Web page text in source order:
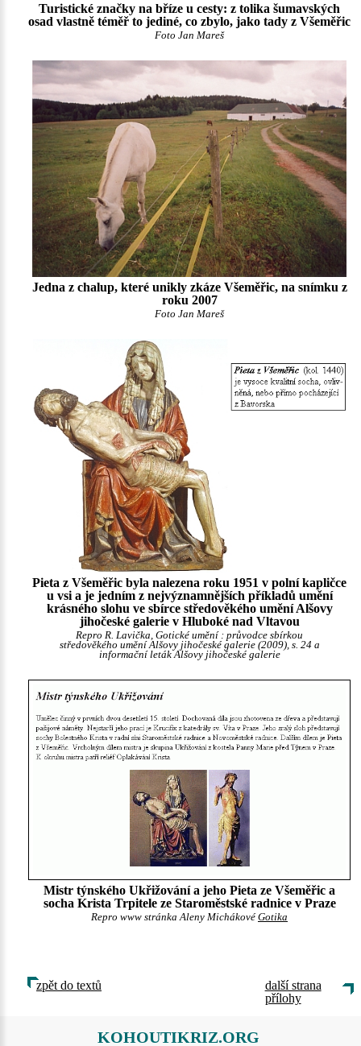
Turistické značky na bříze u cesty: z tolika šumavských
osad vlastně téměř to jediné, co zbylo, jako tady z Všeměřic
Foto Jan Mareš
Jedna z chalup, které unikly zkáze Všeměřic, na snímku z
roku 2007
Foto Jan Mareš
Pieta z Všeměřic byla nalezena roku 1951 v polní kapličce
u vsi a je jedním z nejvýznamnějších příkladů umění
krásného slohu ve sbírce středověkého umění Alšovy
jihočeské galerie v Hluboké nad Vltavou
Repro R. Lavička, Gotické umění : průvodce sbírkou
středověkého umění Alšovy jihočeské galerie (2009), s. 24 a
informační leták Alšovy jihočeské galerie
Mistr týnského Ukřižování a jeho Pieta ze Všeměřic a
socha Krista Trpitele ze Staroměstské radnice v Praze
Repro www stránka Aleny Michákové Gotika
zpět do textů
další strana
přílohy
KOHOUTIKRIZ.ORG